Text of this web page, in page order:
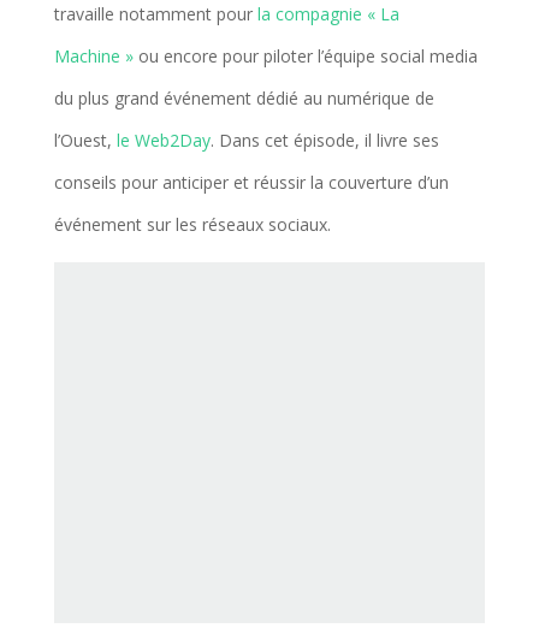
travaille notamment pour la compagnie « La
Machine »ou encore pour piloter l’équipe social media
du plus grand événement dédié au numérique de
l’Ouest, le Web2Day. Dans cet épisode, il livre ses
conseils pour anticiper et réussir la couverture d’un
événement sur les réseaux sociaux.